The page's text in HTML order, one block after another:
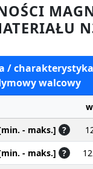
/
walcowy
- maks.] ?
- maks.] ?